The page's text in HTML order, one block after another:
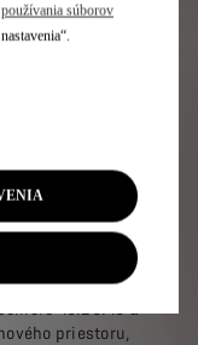
vďaka
úložným
560
40:20:40 a
priestoru,
súborov